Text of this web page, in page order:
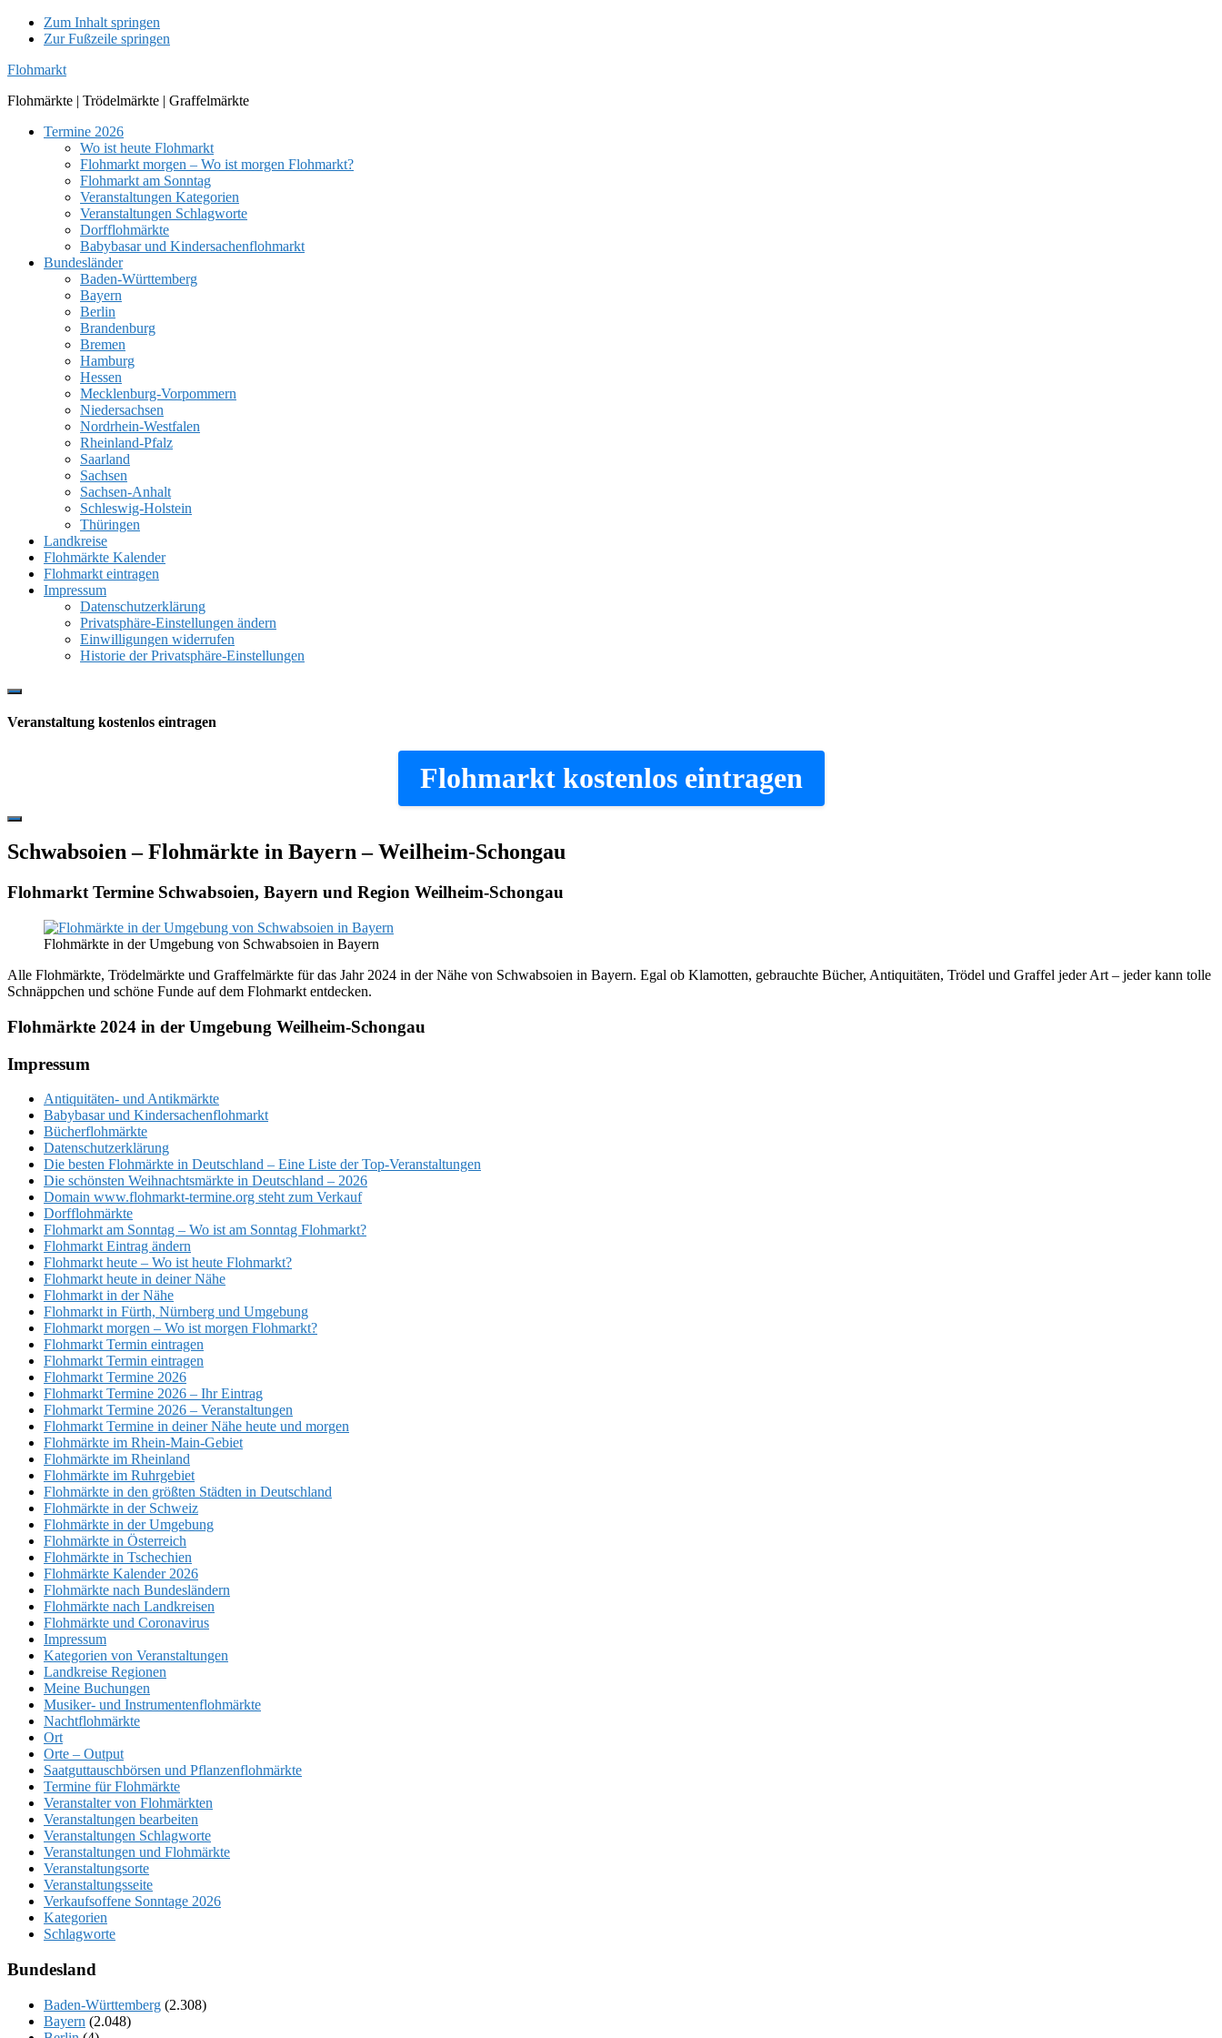
Zum Inhalt springen
Zur Fußzeile springen
Flohmarkt
Flohmärkte | Trödelmärkte | Graffelmärkte
Termine 2026
Wo ist heute Flohmarkt
Flohmarkt morgen – Wo ist morgen Flohmarkt?
Flohmarkt am Sonntag
Veranstaltungen Kategorien
Veranstaltungen Schlagworte
Dorfflohmärkte
Babybasar und Kindersachenflohmarkt
Bundesländer
Baden-Württemberg
Bayern
Berlin
Brandenburg
Bremen
Hamburg
Hessen
Mecklenburg-Vorpommern
Niedersachsen
Nordrhein-Westfalen
Rheinland-Pfalz
Saarland
Sachsen
Sachsen-Anhalt
Schleswig-Holstein
Thüringen
Landkreise
Flohmärkte Kalender
Flohmarkt eintragen
Impressum
Datenschutzerklärung
Privatsphäre-Einstellungen ändern
Einwilligungen widerrufen
Historie der Privatsphäre-Einstellungen
Show
Content
Veranstaltung kostenlos eintragen
Flohmarkt kostenlos eintragen
Hide
Content
Schwabsoien – Flohmärkte in Bayern – Weilheim-Schongau
Flohmarkt Termine Schwabsoien, Bayern und Region Weilheim-Schongau
Flohmärkte in der Umgebung von Schwabsoien in Bayern
Alle Flohmärkte, Trödelmärkte und Graffelmärkte für das Jahr 2024 in der Nähe von Schwabsoien in Bayern. Egal ob Klamotten, gebrauchte Bücher, Antiquitäten, Trödel und Graffel jeder Art – jeder kann tolle
Schnäppchen und schöne Funde auf dem Flohmarkt entdecken.
Flohmärkte 2024 in der Umgebung Weilheim-Schongau
Footer
Impressum
Antiquitäten- und Antikmärkte
Babybasar und Kindersachenflohmarkt
Bücherflohmärkte
Datenschutzerklärung
Die besten Flohmärkte in Deutschland – Eine Liste der Top-Veranstaltungen
Die schönsten Weihnachtsmärkte in Deutschland – 2026
Domain www.flohmarkt-termine.org steht zum Verkauf
Dorfflohmärkte
Flohmarkt am Sonntag – Wo ist am Sonntag Flohmarkt?
Flohmarkt Eintrag ändern
Flohmarkt heute – Wo ist heute Flohmarkt?
Flohmarkt heute in deiner Nähe
Flohmarkt in der Nähe
Flohmarkt in Fürth, Nürnberg und Umgebung
Flohmarkt morgen – Wo ist morgen Flohmarkt?
Flohmarkt Termin eintragen
Flohmarkt Termin eintragen
Flohmarkt Termine 2026
Flohmarkt Termine 2026 – Ihr Eintrag
Flohmarkt Termine 2026 – Veranstaltungen
Flohmarkt Termine in deiner Nähe heute und morgen
Flohmärkte im Rhein-Main-Gebiet
Flohmärkte im Rheinland
Flohmärkte im Ruhrgebiet
Flohmärkte in den größten Städten in Deutschland
Flohmärkte in der Schweiz
Flohmärkte in der Umgebung
Flohmärkte in Österreich
Flohmärkte in Tschechien
Flohmärkte Kalender 2026
Flohmärkte nach Bundesländern
Flohmärkte nach Landkreisen
Flohmärkte und Coronavirus
Impressum
Kategorien von Veranstaltungen
Landkreise Regionen
Meine Buchungen
Musiker- und Instrumentenflohmärkte
Nachtflohmärkte
Ort
Orte – Output
Saatguttauschbörsen und Pflanzenflohmärkte
Termine für Flohmärkte
Veranstalter von Flohmärkten
Veranstaltungen bearbeiten
Veranstaltungen Schlagworte
Veranstaltungen und Flohmärkte
Veranstaltungsorte
Veranstaltungsseite
Verkaufsoffene Sonntage 2026
Kategorien
Schlagworte
Bundesland
Baden-Württemberg (2.308)
Bayern (2.048)